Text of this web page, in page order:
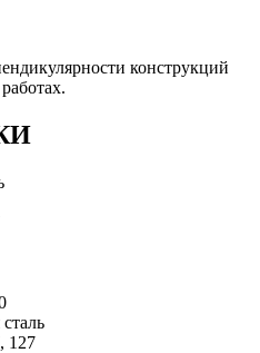
конструкций
127